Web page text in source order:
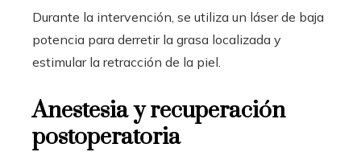
Durante la intervención, se utiliza un láser de baja
potencia para derretir la grasa localizada y
estimular la retracción de la piel.
Anestesia y recuperación
postoperatoria